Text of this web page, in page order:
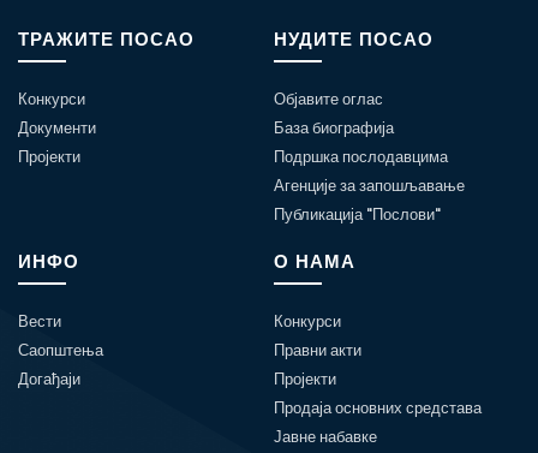
ТРАЖИТЕ ПОСАО
Конкурси
Документи
Пројекти
НУДИТЕ ПОСАО
Објавите оглас
База биографија
Подршка послодавцима
Агенције за запошљавање
Публикација "Послови"
ИНФО
Вести
Саопштења
Догађаји
О НАМА
Конкурси
Правни акти
Пројекти
Продаја основних средстава
Јавне набавке